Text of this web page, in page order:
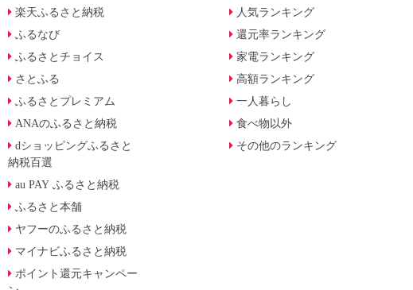
楽天ふるさと納税
ふるなび
ふるさとチョイス
さとふる
ふるさとプレミアム
ANAのふるさと納税
dショッピングふるさと
納税百選
au PAY ふるさと納税
ふるさと本舗
ヤフーのふるさと納税
マイナビふるさと納税
ポイント還元キャンペー
人気ランキング
還元率ランキング
家電ランキング
高額ランキング
一人暮らし
食べ物以外
その他のランキング